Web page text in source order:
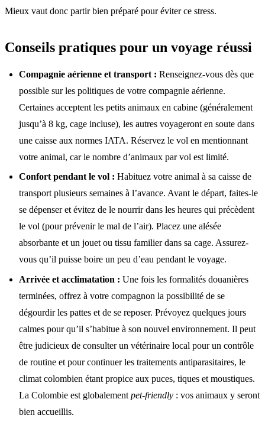
Mieux vaut donc partir bien préparé pour éviter ce stress.
Conseils pratiques pour un voyage réussi
Compagnie aérienne et transport : Renseignez-vous dès que
possible sur les politiques de votre compagnie aérienne.
Certaines acceptent les petits animaux en cabine (généralement
jusqu’à 8 kg, cage incluse), les autres voyageront en soute dans
une caisse aux normes IATA. Réservez le vol en mentionnant
votre animal, car le nombre d’animaux par vol est limité.
Confort pendant le vol : Habituez votre animal à sa caisse de
transport plusieurs semaines à l’avance. Avant le départ, faites-le
se dépenser et évitez de le nourrir dans les heures qui précèdent
le vol (pour prévenir le mal de l’air). Placez une alésée
absorbante et un jouet ou tissu familier dans sa cage. Assurez-
vous qu’il puisse boire un peu d’eau pendant le voyage.
Arrivée et acclimatation : Une fois les formalités douanières
terminées, offrez à votre compagnon la possibilité de se
dégourdir les pattes et de se reposer. Prévoyez quelques jours
calmes pour qu’il s’habitue à son nouvel environnement. Il peut
être judicieux de consulter un vétérinaire local pour un contrôle
de routine et pour continuer les traitements antiparasitaires, le
climat colombien étant propice aux puces, tiques et moustiques.
La Colombie est globalement pet-friendly : vos animaux y seront
bien accueillis.